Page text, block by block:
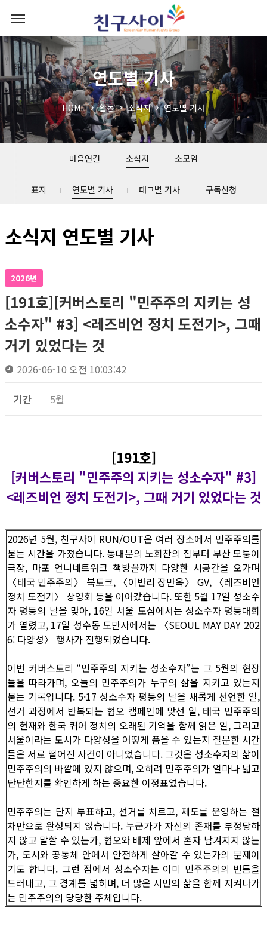
연도별 기사
HOME 활동 소식지 연도별 기사
마음연결 소식지 소모임
표지 연도별 기사 태그별 기사 구독신청
소식지 연도별 기사
2026년
[191호][커버스토리 "민주주의 지키는 성
소수자" #3] <레즈비언 정치 도전기>, 그때
거기 있었다는 것
2026-06-10 오전 10:03:42
기간 5월
[191호]
[커버스토리 "민주주의 지키는 성소수자" #3]
<레즈비언 정치 도전기>, 그때 거기 있었다는 것
2026년 5월, 친구사이 RUN/OUT은 여러 장소에서 민주주의를
묻는 시간을 가졌습니다. 동대문의 노회찬의 집부터 부산 모퉁이
극장, 마포 언니네트워크 책방꼴까지 다양한 시공간을 오가며
〈태국 민주주의〉 북토크, 〈이반리 장만옥〉 GV, 〈레즈비언
정치 도전기〉 상영회 등을 이어갔습니다. 또한 5월 17일 성소수
자 평등의 날을 맞아, 16일 서울 도심에서는 성소수자 평등대회
가 열렸고, 17일 성수동 도만사에서는 〈SEOUL MAY DAY 202
6: 다양성〉 행사가 진행되었습니다.
이번 커버스토리 “민주주의 지키는 성소수자”는 그 5월의 현장
들을 따라가며, 오늘의 민주주의가 누구의 삶을 지키고 있는지
묻는 기록입니다. 5·17 성소수자 평등의 날을 새롭게 선언한 일,
선거 과정에서 반복되는 혐오 캠페인에 맞선 일, 태국 민주주의
의 현재와 한국 퀴어 정치의 오래된 기억을 함께 읽은 일, 그리고
서울이라는 도시가 다양성을 어떻게 품을 수 있는지 질문한 시간
들은 서로 떨어진 사건이 아니었습니다. 그것은 성소수자의 삶이
민주주의의 바깥에 있지 않으며, 오히려 민주주의가 얼마나 넓고
단단한지를 확인하게 하는 중요한 이정표였습니다.
민주주의는 단지 투표하고, 선거를 치르고, 제도를 운영하는 절
차만으로 완성되지 않습니다. 누군가가 자신의 존재를 부정당하
지 않고 말할 수 있는가, 혐오와 배제 앞에서 혼자 남겨지지 않는
가, 도시와 공동체 안에서 안전하게 살아갈 수 있는가의 문제이
기도 합니다. 그런 점에서 성소수자는 이미 민주주의의 빈틈을
드러내고, 그 경계를 넓히며, 더 많은 시민의 삶을 함께 지켜나가
는 민주주의의 당당한 주체입니다.